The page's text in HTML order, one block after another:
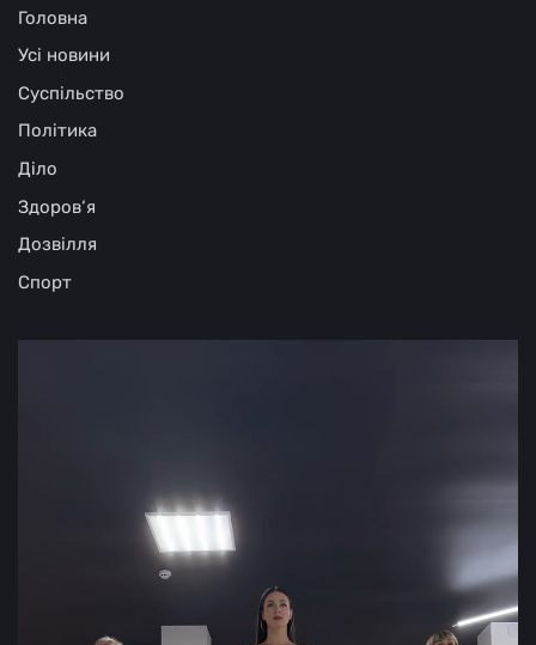
Головна
Усі новини
Суспільство
Політика
Діло
Здоров‘я
Дозвілля
Спорт